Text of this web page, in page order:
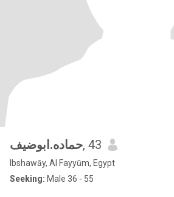
حماده.ابوضيف, 43
Ibshawāy, Al Fayyūm, Egypt
Seeking: Male 36 - 55